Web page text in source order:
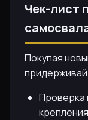
Чек-лист
Покупая
Проверка